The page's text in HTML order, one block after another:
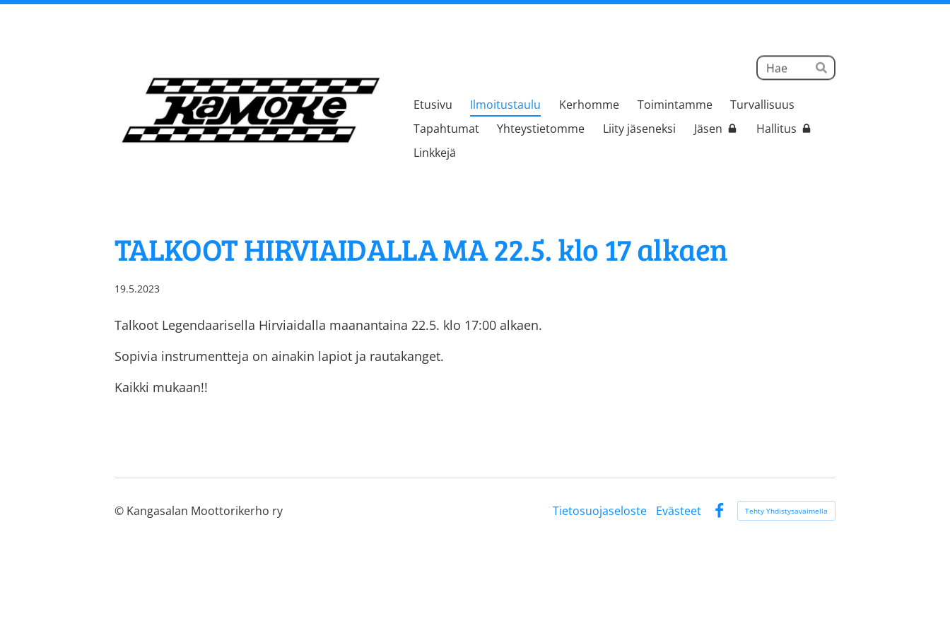
Haku
Hae
Kangasalan Moottorikerho
Etusivu Ilmoitustaulu Kerhomme Toimintamme
Turvallisuus
Tapahtumat
Yhteystietomme Liity jäseneksi Jäsen
Hallitus
Linkkejä
TALKOOT HIRVIAIDALLA MA 22.5. klo 17 alkaen
19.5.2023
Talkoot Legendaarisella Hirviaidalla maanantaina 22.5. klo 17:00 alkaen.
Sopivia instrumentteja on ainakin lapiot ja rautakanget.
Kaikki mukaan!!
© Kangasalan Moottorikerho ry Tietosuojaseloste
Evästeet
Facebook
Tehty Yhdistysavaimella